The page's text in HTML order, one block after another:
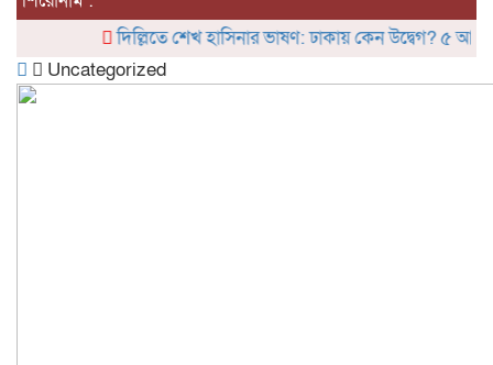
দিল্লিতে শেখ হাসিনার ভাষণ: ঢাকায় কেন উদ্বেগ? ৫
Uncategorized